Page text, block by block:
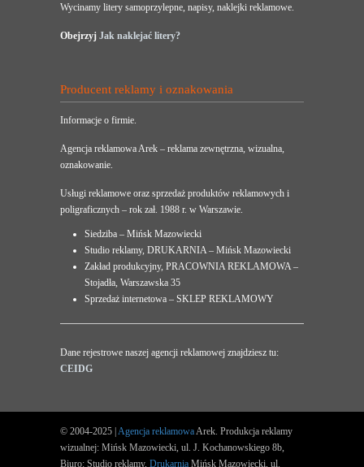
Wycinamy litery samoprzylepne, napisy, naklejki reklamowe.
Obejrzyj Jak naklejać litery?
Producent reklamy i oznakowania
Informacje o firmie.
Agencja reklamowa Arek – reklama zewnętrzna, wizualna,
oznakowanie.
Usługi reklamowe oraz sprzedaż produktów reklamowych i
poligraficznych – rok zał. 1988 r. w Warszawie.
Siedziba – Mińsk Mazowiecki
Studio reklamy, DRUKARNIA – Mińsk Mazowiecki
Zakład produkcyjny, PRACOWNIA REKLAMOWA –
Stojadła, Warszawska 35
Sprzedaż internetowa – SKLEP REKLAMOWY
Dane rejestrowe naszej agencji reklamowej znajdziesz tu:
CEIDG
© 2004-2025 | Agencja reklamowaArek. Produkcja reklamy
wizualnej: Mińsk Mazowiecki, ul. J. Kochanowskiego 8b,
Biuro: Studio reklamy, Drukarnia Mińsk Mazowiecki, ul.